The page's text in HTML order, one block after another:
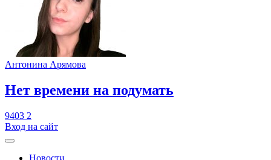
Антонина Арямова
​Нет времени на подумать
9403 2
Вход на сайт
Новости